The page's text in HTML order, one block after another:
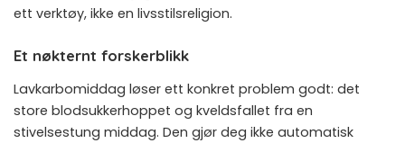
ett verktøy, ikke en livsstilsreligion.
Et nøkternt forskerblikk
Lavkarbomiddag løser ett konkret problem godt: det
store blodsukkerhoppet og kveldsfallet fra en
stivelsestung middag. Den gjør deg ikke automatisk